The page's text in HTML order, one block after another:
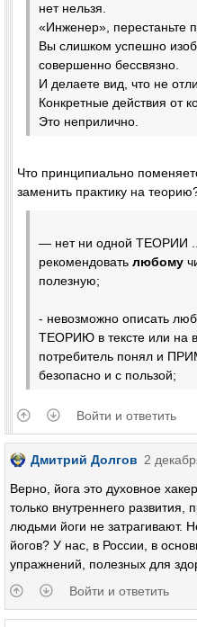
нет нельзя.
«Инженер», перестаньте
Вы слишком успешно
совершенно бессвязно.
И делаете вид, что не
Конкретные действия от
Это неприлично.
Что принципиально
заменить практику на
— нет ни одной ТЕОРИИ
рекомендовать любому
полезную;
- невозможно описать
ТЕОРИЮ в тексте или на
потребитель понял и
безопасно и с пользой;
Войти и ответить
Дмитрий Долгов 2
Верно, йога это духовное
только внутреннего
людьми йоги не затрагивают.
йогов? У нас, в России, в
упражнений, полезных для
Войти и ответить